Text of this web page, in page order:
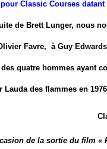
pour Classic Courses datant
de Brett Lunger, nous
Favre, à Guy
quatre hommes ayant
Lauda des flammes en
de la sortie du film «